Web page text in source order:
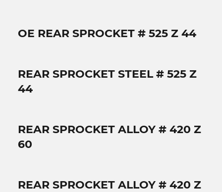
OE REAR SPROCKET # 525 Z 44
REAR SPROCKET STEEL # 525 Z
44
REAR SPROCKET ALLOY # 420 Z
60
REAR SPROCKET ALLOY # 420 Z